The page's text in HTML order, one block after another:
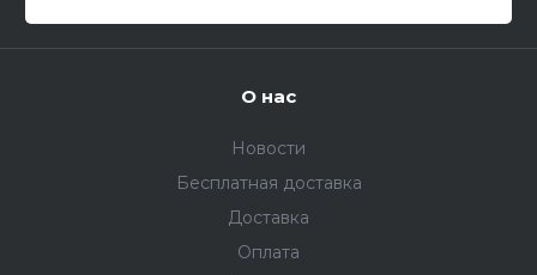
О нас
Новости
Бесплатная доставка
Доставка
Оплата